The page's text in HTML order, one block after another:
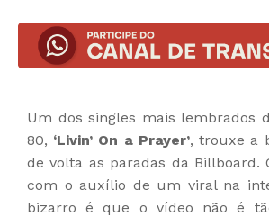
Um dos singles mais lembrados
80, ‘Livin’ On a Prayer’, trouxe a
de volta as paradas da Billboard.
com o auxílio de um viral na
bizarro é que o vídeo não é